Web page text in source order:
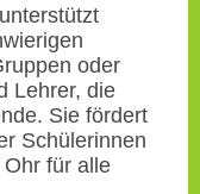
oder
Lehrer, die
Sie fördert
Schülerinnen
für alle